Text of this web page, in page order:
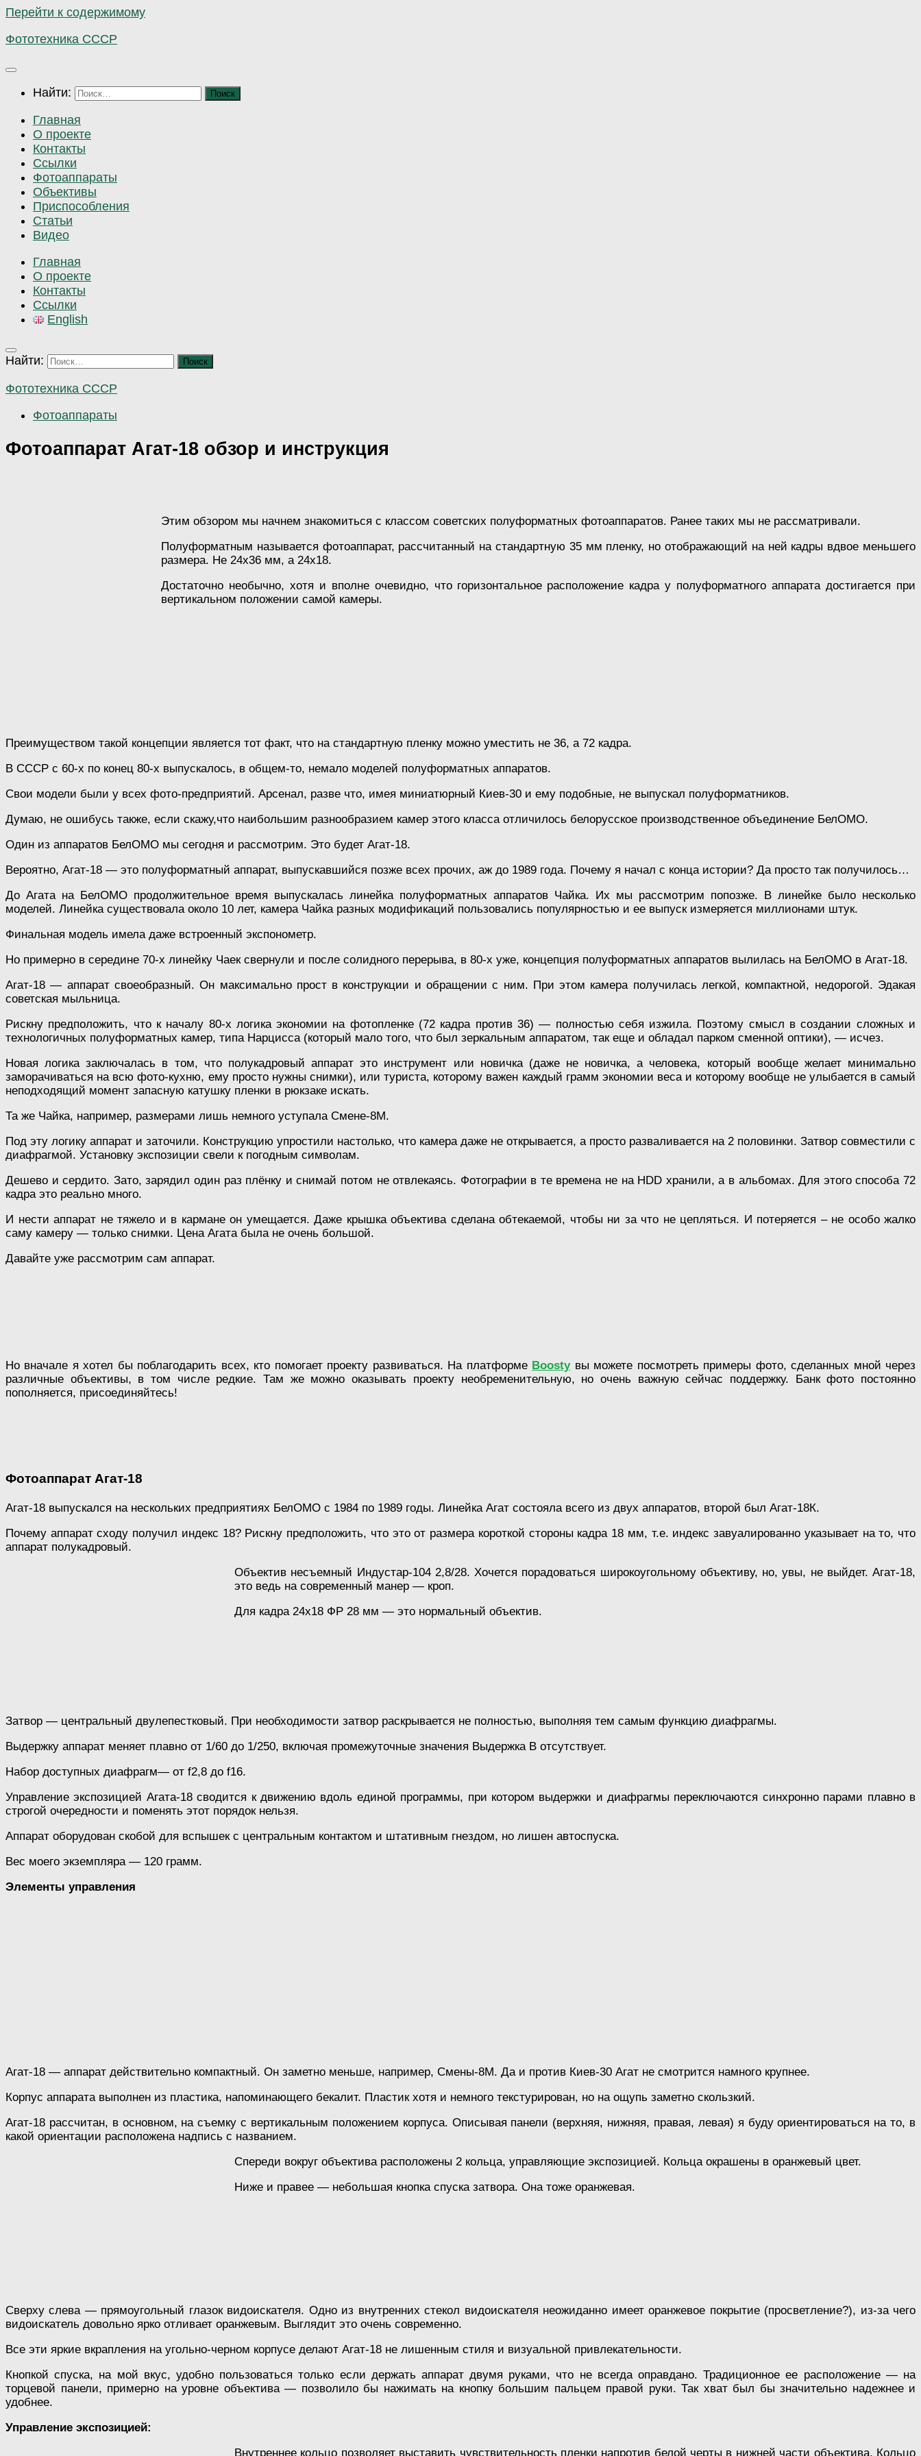
Перейти к содержимому
Фототехника СССР
Найти:
Главная
О проекте
Контакты
Ссылки
Фотоаппараты
Объективы
Приспособления
Статьи
Видео
Главная
О проекте
Контакты
Ссылки
English
Найти:
Фототехника СССР
Фотоаппараты
Фотоаппарат Агат-18 обзор и инструкция
Этим обзором мы начнем знакомиться с классом советских полуформатных фотоаппаратов. Ранее таких мы не рассматривали.
Полуформатным называется фотоаппарат, рассчитанный на стандартную 35 мм пленку, но отображающий на ней кадры вдвое меньшего
размера. Не 24х36 мм, а 24х18.
Достаточно необычно, хотя и вполне очевидно, что горизонтальное расположение кадра у полуформатного аппарата достигается при
вертикальном положении самой камеры.
Преимуществом такой концепции является тот факт, что на стандартную пленку можно уместить не 36, а 72 кадра.
В СССР c 60-х по конец 80-х выпускалось, в общем-то, немало моделей полуформатных аппаратов.
Свои модели были у всех фото-предприятий. Арсенал, разве что, имея миниатюрный Киев-30 и ему подобные, не выпускал полуформатников.
Думаю, не ошибусь также, если скажу,что наибольшим разнообразием камер этого класса отличилось белорусское производственное объединение БелОМО.
Один из аппаратов БелОМО мы сегодня и рассмотрим. Это будет Агат-18.
Вероятно, Агат-18 — это полуформатный аппарат, выпускавшийся позже всех прочих, аж до 1989 года. Почему я начал с конца истории? Да просто так получилось…
До Агата на БелОМО продолжительное время выпускалась линейка полуформатных аппаратов Чайка. Их мы рассмотрим попозже. В линейке было несколько
моделей. Линейка существовала около 10 лет, камера Чайка разных модификаций пользовались популярностью и ее выпуск измеряется миллионами штук.
Финальная модель имела даже встроенный экспонометр.
Но примерно в середине 70-х линейку Чаек свернули и после солидного перерыва, в 80-х уже, концепция полуформатных аппаратов вылилась на БелОМО в Агат-18.
Агат-18 — аппарат своеобразный. Он максимально прост в конструкции и обращении с ним. При этом камера получилась легкой, компактной, недорогой. Эдакая
советская мыльница.
Рискну предположить, что к началу 80-х логика экономии на фотопленке (72 кадра против 36) — полностью себя изжила. Поэтому смысл в создании сложных и
технологичных полуформатных камер, типа Нарцисса (который мало того, что был зеркальным аппаратом, так еще и обладал парком сменной оптики), — исчез.
Новая логика заключалась в том, что полукадровый аппарат это инструмент или новичка (даже не новичка, а человека, который вообще желает минимально
заморачиваться на всю фото-кухню, ему просто нужны снимки), или туриста, которому важен каждый грамм экономии веса и которому вообще не улыбается в самый
неподходящий момент запасную катушку пленки в рюкзаке искать.
Та же Чайка, например, размерами лишь немного уступала Смене-8М.
Под эту логику аппарат и заточили. Конструкцию упростили настолько, что камера даже не открывается, а просто разваливается на 2 половинки. Затвор совместили с
диафрагмой. Установку экспозиции свели к погодным символам.
Дешево и сердито. Зато, зарядил один раз плёнку и снимай потом не отвлекаясь. Фотографии в те времена не на HDD хранили, а в альбомах. Для этого способа 72
кадра это реально много.
И нести аппарат не тяжело и в кармане он умещается. Даже крышка объектива сделана обтекаемой, чтобы ни за что не цепляться. И потеряется – не особо жалко
саму камеру — только снимки. Цена Агата была не очень большой.
Давайте уже рассмотрим сам аппарат.
Но вначале я хотел бы поблагодарить всех, кто помогает проекту развиваться. На платформе Boostyвы можете посмотреть примеры фото, сделанных мной через
различные объективы, в том числе редкие. Там же можно оказывать проекту необременительную, но очень важную сейчас поддержку. Банк фото постоянно
пополняется, присоединяйтесь!
Фотоаппарат Агат-18
Агат-18 выпускался на нескольких предприятиях БелОМО с 1984 по 1989 годы. Линейка Агат состояла всего из двух аппаратов, второй был Агат-18К.
Почему аппарат сходу получил индекс 18? Рискну предположить, что это от размера короткой стороны кадра 18 мм, т.е. индекс завуалированно указывает на то, что
аппарат полукадровый.
Объектив несъемный Индустар-104 2,8/28. Хочется порадоваться широкоугольному объективу, но, увы, не выйдет. Агат-18,
это ведь на современный манер — кроп.
Для кадра 24х18 ФР 28 мм — это нормальный объектив.
Затвор — центральный двулепестковый. При необходимости затвор раскрывается не полностью, выполняя тем самым функцию диафрагмы.
Выдержку аппарат меняет плавно от 1/60 до 1/250, включая промежуточные значения Выдержка В отсутствует.
Набор доступных диафрагм— от f2,8 до f16.
Управление экспозицией Агата-18 сводится к движению вдоль единой программы, при котором выдержки и диафрагмы переключаются синхронно парами плавно в
строгой очередности и поменять этот порядок нельзя.
Аппарат оборудован скобой для вспышек с центральным контактом и штативным гнездом, но лишен автоспуска.
Вес моего экземпляра — 120 грамм.
Элементы управления
Агат-18 — аппарат действительно компактный. Он заметно меньше, например, Смены-8М. Да и против Киев-30 Агат не смотрится намного крупнее.
Корпус аппарата выполнен из пластика, напоминающего бекалит. Пластик хотя и немного текстурирован, но на ощупь заметно скользкий.
Агат-18 рассчитан, в основном, на съемку с вертикальным положением корпуса. Описывая панели (верхняя, нижняя, правая, левая) я буду ориентироваться на то, в
какой ориентации расположена надпись с названием.
Спереди вокруг объектива расположены 2 кольца, управляющие экспозицией. Кольца окрашены в оранжевый цвет.
Ниже и правее — небольшая кнопка спуска затвора. Она тоже оранжевая.
Сверху слева — прямоугольный глазок видоискателя. Одно из внутренних стекол видоискателя неожиданно имеет оранжевое покрытие (просветление?), из-за чего
видоискатель довольно ярко отливает оранжевым. Выглядит это очень современно.
Все эти яркие вкрапления на угольно-черном корпусе делают Агат-18 не лишенным стиля и визуальной привлекательности.
Кнопкой спуска, на мой вкус, удобно пользоваться только если держать аппарат двумя руками, что не всегда оправдано. Традиционное ее расположение — на
торцевой панели, примерно на уровне объектива — позволило бы нажимать на кнопку большим пальцем правой руки. Так хват был бы значительно надежнее и
удобнее.
Управление экспозицией:
Внутреннее кольцо позволяет выставить чувствительность пленки напротив белой черты в нижней части объектива. Кольцо